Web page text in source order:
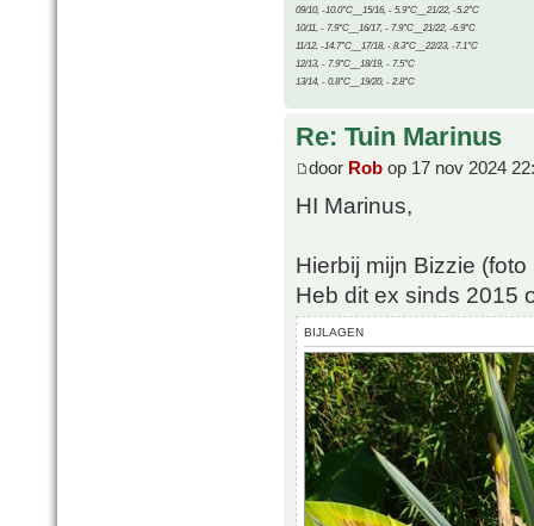
09/10, -10.0°C__15/16, - 5.9°C__21/22, -5.2°C
10/11, - 7.9°C__16/17, - 7.9°C__21/22, -6.9°C
11/12, -14.7°C__17/18, - 8.3°C__22/23, -7.1°C
12/13, - 7.9°C__18/19, - 7.5°C
13/14, - 0.8°C__19/20, - 2.8°C
Re: Tuin Marinus
door Rob op 17 nov 2024
HI Marinus,
Hierbij mijn Bizzie
Heb dit ex sinds 2015
BIJLAGEN